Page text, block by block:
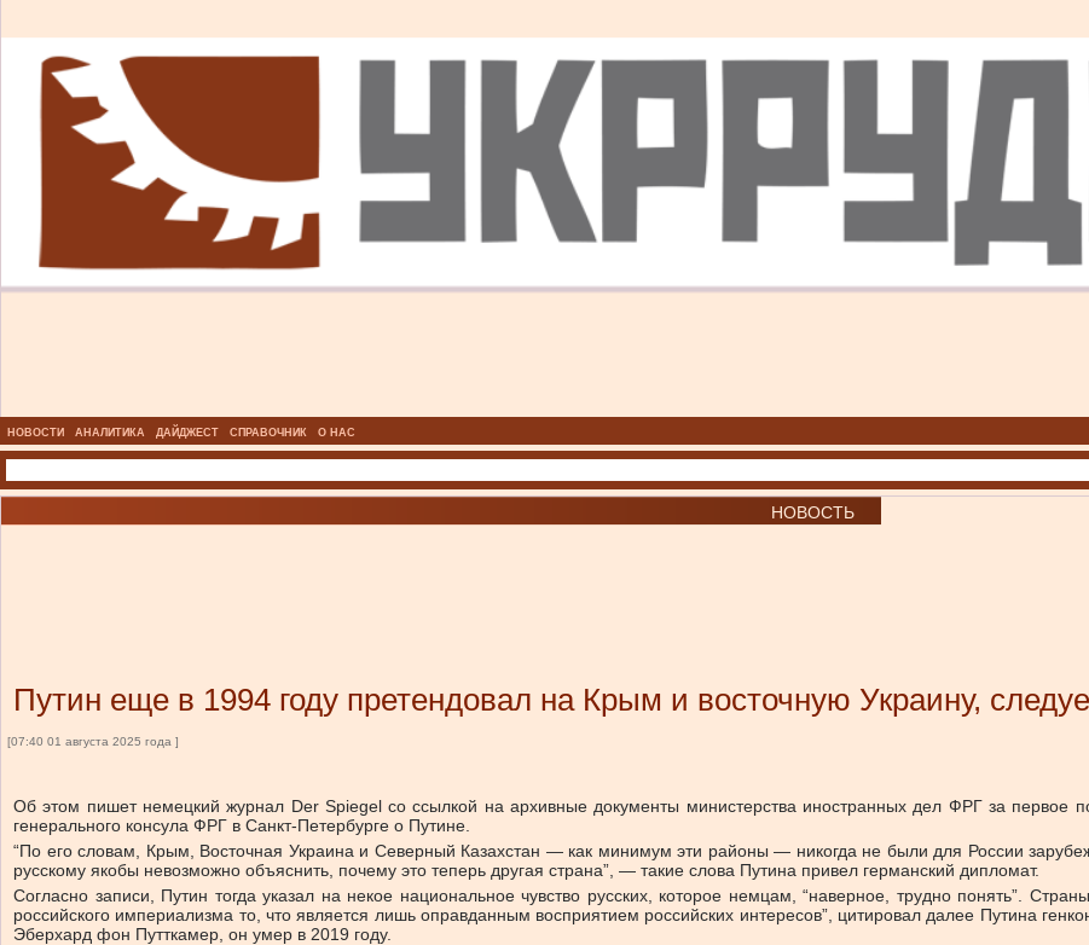
НОВОСТИ АНАЛИТИКА ДАЙДЖЕСТ СПРАВОЧНИК О НАС
НОВОСТЬ
Путин еще в 1994 году претендовал на Крым и восточную Украину,
[07:40 01 августа 2025 года ]
Об этом пишет немецкий журнал Der Spiegel со ссылкой на архивные документы министерства иностранных дел ФРГ за первое
генерального консула ФРГ в Санкт-Петербурге о Путине.
“По его словам, Крым, Восточная Украина и Северный Казахстан — как минимум эти районы — никогда не были для России
русскому якобы невозможно объяснить, почему это теперь другая страна”, — такие слова Путина привел германский дипломат.
Согласно записи, Путин тогда указал на некое национальное чувство русских, которое немцам, “наверное, трудно понять”.
российского империализма то, что является лишь оправданным восприятием российских интересов”, цитировал далее Путина
Эберхард фон Путткамер, он умер в 2019 году.